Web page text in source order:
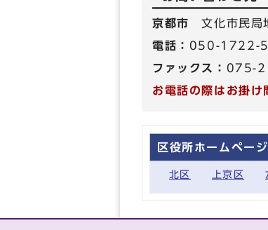
京都市文化市民局
電話： 050-1722-
ファックス： 075-
お電話の際はお掛け
区役所ホームページ
北区 上京区